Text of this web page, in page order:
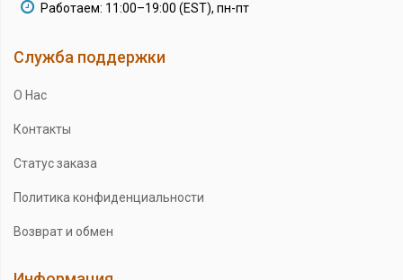
Работаем: 11:00–19:00 (EST), пн-пт
Служба поддержки
О Нас
Контакты
Статус заказа
Политика конфиденциальности
Возврат и обмен